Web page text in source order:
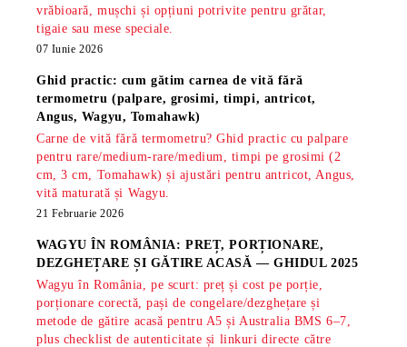
vrăbioară, mușchi și opțiuni potrivite pentru grătar,
tigaie sau mese speciale.
07 Iunie 2026
Ghid practic: cum gătim carnea de vită fără
termometru (palpare, grosimi, timpi, antricot,
Angus, Wagyu, Tomahawk)
Carne de vită fără termometru? Ghid practic cu palpare
pentru rare/medium-rare/medium, timpi pe grosimi (2
cm, 3 cm, Tomahawk) și ajustări pentru antricot, Angus,
vită maturată și Wagyu.
21 Februarie 2026
WAGYU ÎN ROMÂNIA: PREȚ, PORȚIONARE,
DEZGHEȚARE ȘI GĂTIRE ACASĂ — GHIDUL 2025
Wagyu în România, pe scurt: preț și cost pe porție,
porționare corectă, pași de congelare/dezghețare și
metode de gătire acasă pentru A5 și Australia BMS 6–7,
plus checklist de autenticitate și linkuri directe către